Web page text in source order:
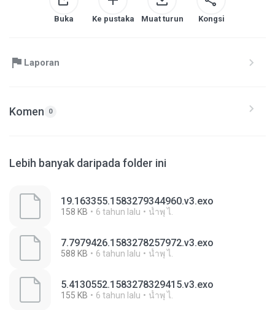
Buka Ke pustaka Muat turun Kongsi
Laporan
Komen 0
Lebih banyak daripada folder ini
19.163355.1583279344960.v3.exo
158 KB 6 tahun lalu นํ้าพุ ไ.
7.7979426.1583278257972.v3.exo
588 KB 6 tahun lalu นํ้าพุ ไ.
5.4130552.1583278329415.v3.exo
155 KB 6 tahun lalu นํ้าพุ ไ.